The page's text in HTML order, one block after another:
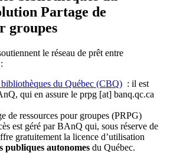
Partage de
groupes
le réseau de prêt entre
bibliothèques du Québec (CBQ) : il est
qui en assure le prpg [at] banq.qc.ca
de ressources pour groupes (PRPG)
est géré par BAnQ qui, sous réserve de
gratuitement la licence d’utilisation
publiques autonomes du Québec.